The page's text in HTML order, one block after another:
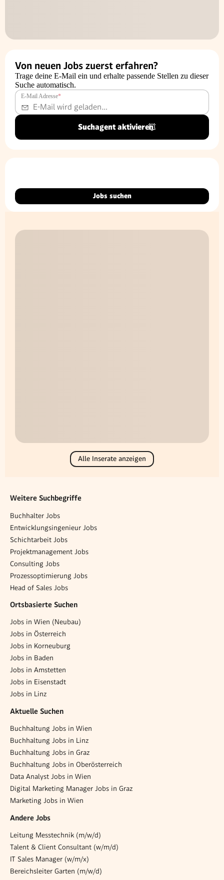
Von neuen Jobs zuerst erfahren?
Trage deine E-Mail ein und erhalte passende Stellen zu dieser
Suche automatisch.
E-Mail Adresse*
Suchagent aktivieren
Jobs suchen
Alle Inserate anzeigen
Weitere Suchbegriffe
Buchhalter Jobs
Entwicklungsingenieur Jobs
Schichtarbeit Jobs
Projektmanagement Jobs
Consulting Jobs
Prozessoptimierung Jobs
Head of Sales Jobs
Ortsbasierte Suchen
Jobs in Wien (Neubau)
Jobs in Österreich
Jobs in Korneuburg
Jobs in Baden
Jobs in Amstetten
Jobs in Eisenstadt
Jobs in Linz
Aktuelle Suchen
Buchhaltung Jobs in Wien
Buchhaltung Jobs in Linz
Buchhaltung Jobs in Graz
Buchhaltung Jobs in Oberösterreich
Data Analyst Jobs in Wien
Digital Marketing Manager Jobs in Graz
Marketing Jobs in Wien
Andere Jobs
Leitung Messtechnik (m/w/d)
Talent & Client Consultant (w/m/d)
IT Sales Manager (w/m/x)
Bereichsleiter Garten (m/w/d)